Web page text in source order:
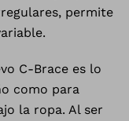
permite
C-Brace es lo
como para
la ropa. Al ser